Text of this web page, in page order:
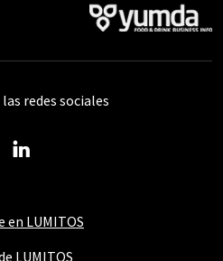
en LUMITOS
LUMITOS
redes sociales